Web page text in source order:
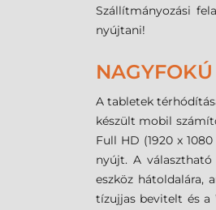
Szállítmányozási
nyújtani!
A tabletek
készült mobil
Full HD (1920 x
nyújt. A
eszköz hátoldalára,
tízujjas bevitelt és a